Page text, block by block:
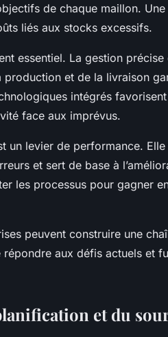
de chaque maillon.
liés aux stocks excessifs.
essentiel. La gestion précise
et de la livraison
intégrés
face aux imprévus.
un levier de performance.
et sert de base à
les processus pour gagner
peuvent construire une
aux défis actuels et
et du